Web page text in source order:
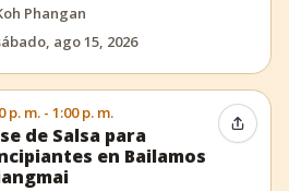
Phangan
ago 15, 2026
p. m. - 1:00 p. m.
de Salsa para
en Bailamos